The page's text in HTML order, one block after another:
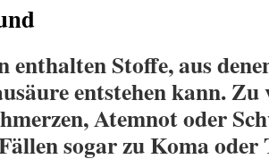
enthalten Stoffe, aus
entstehen kann.
Atemnot oder
sogar zu Koma